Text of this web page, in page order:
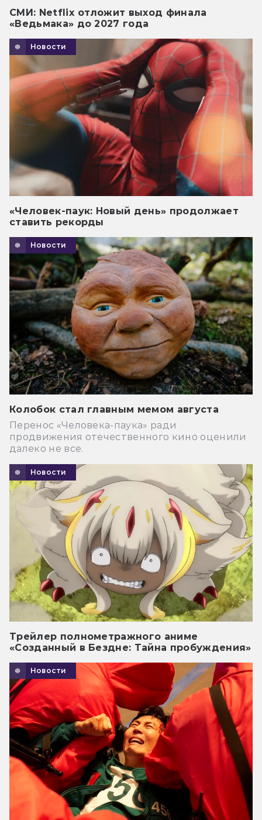
СМИ: Netflix отложит выход финала
«Ведьмака» до 2027 года
Новости
«Человек-паук: Новый день» продолжает
ставить рекорды
Новости
Колобок стал главным мемом августа
Перенос «Человека-паука» ради
продвижения отечественного кино оценили
далеко не все.
Новости
Трейлер полнометражного аниме
«Созданный в Бездне: Тайна пробуждения»
Новости